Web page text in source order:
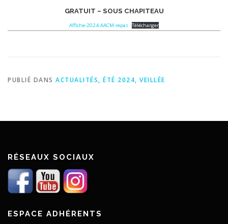
GRATUIT – SOUS CHAPITEAU
Affiche-2024-AACM-repas Télécharger
PUBLIÉ DANS ACTUALITÉS, ÉTÉ 2024, VEILLÉE
RÉSEAUX SOCIAUX
ESPACE ADHÉRENTS